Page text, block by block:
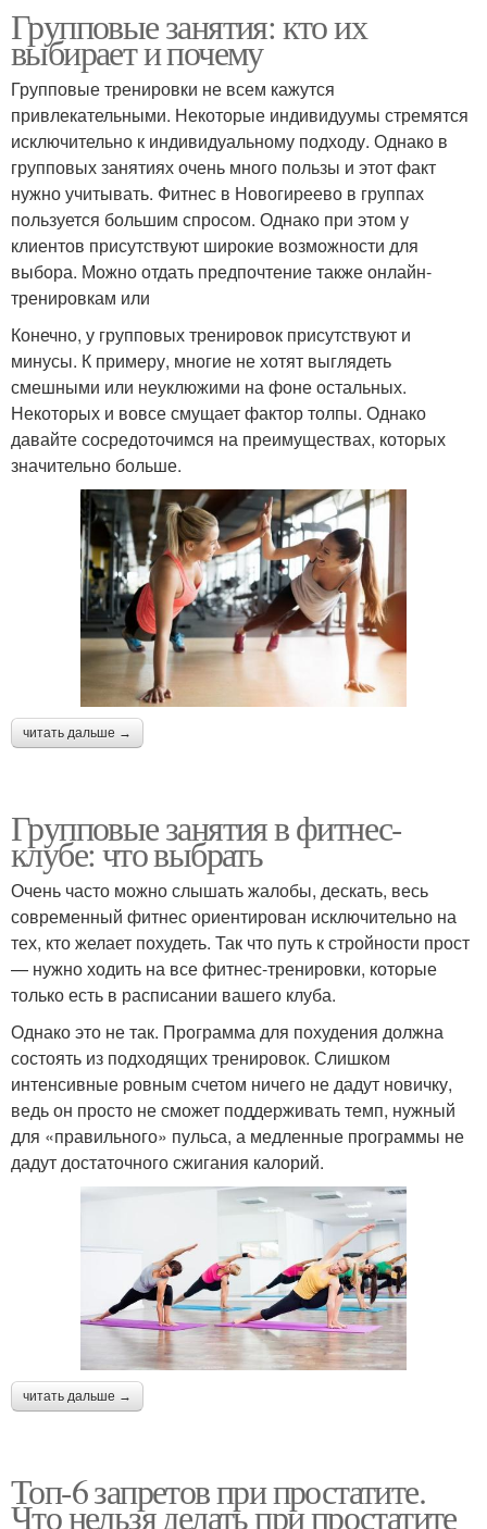
Групповые занятия: кто их
выбирает и почему
Групповые тренировки не всем кажутся
привлекательными. Некоторые индивидуумы стремятся
исключительно к индивидуальному подходу. Однако в
групповых занятиях очень много пользы и этот факт
нужно учитывать. Фитнес в Новогиреево в группах
пользуется большим спросом. Однако при этом у
клиентов присутствуют широкие возможности для
выбора. Можно отдать предпочтение также онлайн-
тренировкам или
Конечно, у групповых тренировок присутствуют и
минусы. К примеру, многие не хотят выглядеть
смешными или неуклюжими на фоне остальных.
Некоторых и вовсе смущает фактор толпы. Однако
давайте сосредоточимся на преимуществах, которых
значительно больше.
читать дальше →
Групповые занятия в фитнес-
клубе: что выбрать
Очень часто можно слышать жалобы, дескать, весь
современный фитнес ориентирован исключительно на
тех, кто желает похудеть. Так что путь к стройности прост
— нужно ходить на все фитнес-тренировки, которые
только есть в расписании вашего клуба.
Однако это не так. Программа для похудения должна
состоять из подходящих тренировок. Слишком
интенсивные ровным счетом ничего не дадут новичку,
ведь он просто не сможет поддерживать темп, нужный
для «правильного» пульса, а медленные программы не
дадут достаточного сжигания калорий.
читать дальше →
Топ-6 запретов при простатите.
Что нельзя делать при простатите